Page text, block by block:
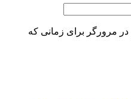
در مرورگر برای زمانی که